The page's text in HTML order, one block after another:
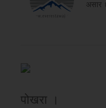
असार ६
पोखरा ।